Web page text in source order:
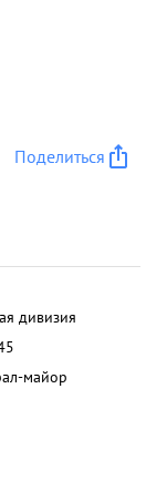
Поделиться
дивизия
майор